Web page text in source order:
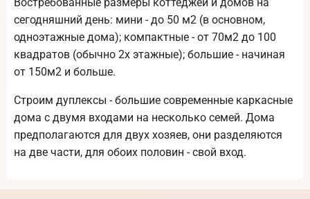
сегодняшний день: мини - до 50 м2 (в основном,
одноэтажные дома); компактные - от 70м2 до 100
квадратов (обычно 2х этажные); большие - начиная
от 150м2 и больше.
Строим дуплексы - большие современные каркасные
дома с двумя входами на несколько семей. Дома
предполагаются для двух хозяев, они разделяются
на две части, для обоих половин - свой вход.